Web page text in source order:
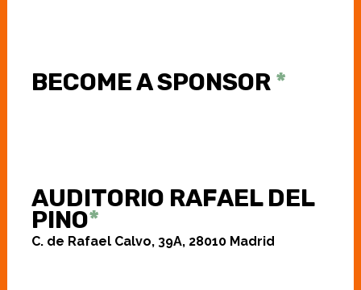
BECOME A SPONSOR*
AUDITORIO RAFAEL DEL
PINO*
C. de Rafael Calvo, 39A, 28010 Madrid